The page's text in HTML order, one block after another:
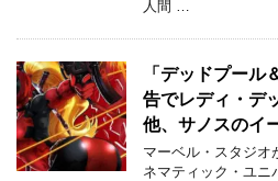
人間 …
「デッドプール
告でレディ・デ
他、サノスのイ
マーベル・スタジオ
ネマティック・ユニ